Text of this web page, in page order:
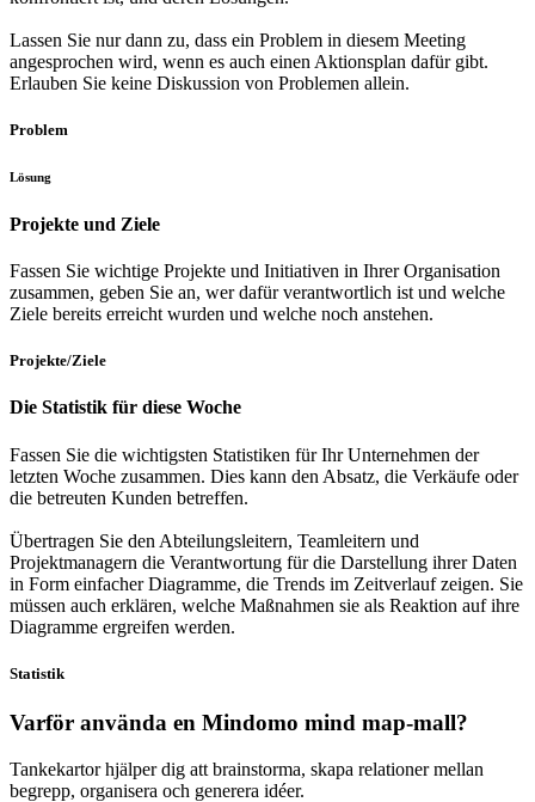
Lassen Sie nur dann zu, dass ein Problem in diesem Meeting
angesprochen wird, wenn es auch einen Aktionsplan dafür gibt.
Erlauben Sie keine Diskussion von Problemen allein.
Problem
Lösung
Projekte und Ziele
Fassen Sie wichtige Projekte und Initiativen in Ihrer Organisation
zusammen, geben Sie an, wer dafür verantwortlich ist und welche
Ziele bereits erreicht wurden und welche noch anstehen.
Projekte/Ziele
Die Statistik für diese Woche
Fassen Sie die wichtigsten Statistiken für Ihr Unternehmen der
letzten Woche zusammen. Dies kann den Absatz, die Verkäufe oder
die betreuten Kunden betreffen.
Übertragen Sie den Abteilungsleitern, Teamleitern und
Projektmanagern die Verantwortung für die Darstellung ihrer Daten
in Form einfacher Diagramme, die Trends im Zeitverlauf zeigen. Sie
müssen auch erklären, welche Maßnahmen sie als Reaktion auf ihre
Diagramme ergreifen werden.
Statistik
Varför använda en Mindomo mind map-mall?
Tankekartor hjälper dig att brainstorma, skapa relationer mellan
begrepp, organisera och generera idéer.